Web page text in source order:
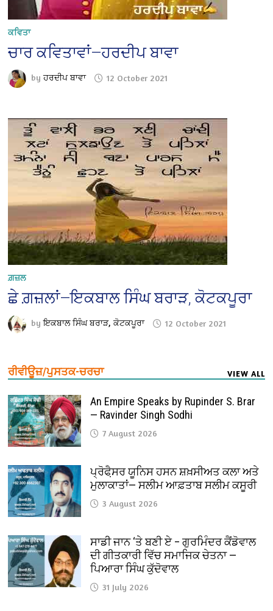
ਕਵਿਤਾ
ਚਾਰ ਕਵਿਤਾਵਾਂ—ਹਰਦੀਪ ਬਾਵਾ
byਹਰਦੀਪ ਬਾਵਾ 12 October 2021
ਗ਼ਜ਼ਲ
ਛੇ ਗ਼ਜ਼ਲਾਂ—ਇਕਬਾਲ ਸਿੰਘ ਬਰਾੜ, ਕੋਟਕਪੂਰਾ
byਇਕਬਾਲ ਸਿੰਘ ਬਰਾੜ, ਕੋਟਕਪੂਰਾ 12 October 2021
ਰੀਵੀਊਜ਼/ਪੁਸਤਕ-ਚਰਚਾ VIEW ALL
An Empire Speaks by Rupinder S. Brar
— Ravinder Singh Sodhi
7 August 2026
ਪ੍ਰੋਫੈ਼ਸਰ ਯੂਨਿਸ ਹਸਨ ਸ਼ਖ਼ਸੀਅਤ ਕਲਾ ਅਤੇ
ਮੁਲਾਕਾਤਾਂ— ਸਲੀਮ ਆਫ਼ਤਾਬ ਸਲੀਮ ਕਸੂਰੀ
3 August 2026
ਸਾਡੀ ਜਾਨ ‘ਤੇ ਬਣੀ ਏ – ਗੁਰਮਿੰਦਰ ਕੈਂਡੋਵਾਲ
ਦੀ ਗੀਤਕਾਰੀ ਵਿੱਚ ਸਮਾਜਿਕ ਚੇਤਨਾ —
ਪਿਆਰਾ ਸਿੰਘ ਕੁੱਦੋਵਾਲ
31 July 2026